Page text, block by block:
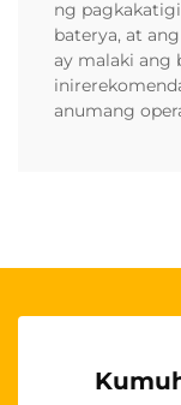
ng
baterya, at
ay malaki ang
anumang